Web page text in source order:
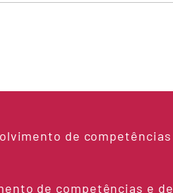
de competências
de competências e de